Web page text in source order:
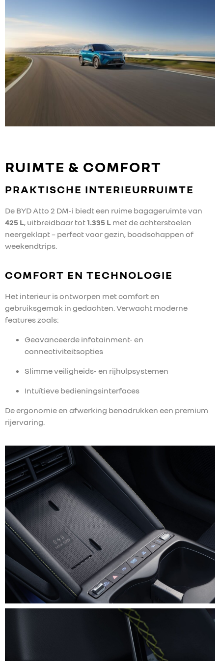
HOME
RENAULT PRO+
NAVERKOOP
VERHUUR
NIEUWS
OVER ONS
WERKEN BIJ
CONTACT
RUIMTE & COMFORT
PRAKTISCHE INTERIEURRUIMTE
De BYD Atto 2 DM-i biedt een ruime bagageruimte van
425 L, uitbreidbaar tot1.335 L met de achterstoelen
neergeklapt – perfect voor gezin, boodschappen of
weekendtrips.
COMFORT EN TECHNOLOGIE
Het interieur is ontworpen met comfort en
gebruiksgemak in gedachten. Verwacht moderne
features zoals:
Geavanceerde infotainment- en
connectiviteitsopties
Slimme veiligheids- en rijhulpsystemen
Intuïtieve bedieningsinterfaces
De ergonomie en afwerking benadrukken een premium
rijervaring.